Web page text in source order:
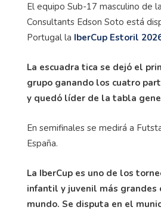
El equipo Sub-17 masculino de
Consultants Edson Soto está
Portugal la IberCup Estoril
La escuadra tica se dejó el
grupo ganando los cuatro
y quedó líder de la tabla
En semifinales se medirá a
España.
La IberCup es uno de los
infantil y juvenil más
mundo. Se disputa en el